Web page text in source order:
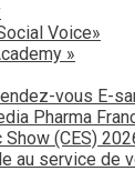
Voice»
»
vous E-
Pharma
(CES)
au service de